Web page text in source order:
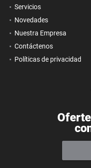
Servicios
Novedades
Nuestra Empresa
Contáctenos
Políticas de privacidad